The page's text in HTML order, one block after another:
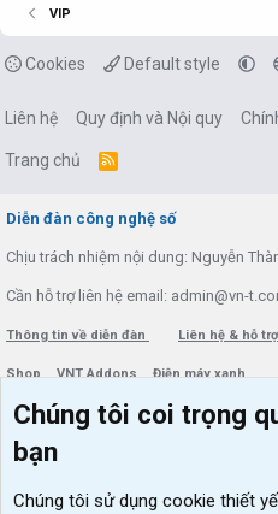
VIP
Cookies Default style
Liên hệ Quy định và Nội quy
Trang chủ
R
Diễn đàn công nghệ số
Chịu trách nhiệm nội dung: Nguyễn
Cần hỗ trợ liên hệ email: admin@vn-
Thông tin về diễn đàn Liên hệ & hỗ trợ
Shop VNT Addons Điện máy xanh
Menu thành viên
Đăng nhập
Diễn
Kích
Chúng tôi coi trọng
bạn
Chúng tôi sử dụng cookie thiết